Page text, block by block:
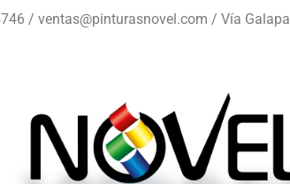
/ ventas@pinturasnovel.com / Vía